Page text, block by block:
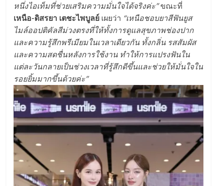
หนึ่งไอเท็มที่ช่วยเสริมความมั่นใจได้จริงค่ะ”ขณะที่
เหนือ-ดิสรยา เตชะไพบูลย์ เผยว่า “เหนือชอบยาสีฟันยูส
ไมล์ออปติคัลสีม่วงตรงที่ให้ทั้งการดูแลสุขภาพช่องปาก
และความรู้สึกพรีเมียมในเวลาเดียวกัน ทั้งกลิ่น รสสัมผัส
และความสดชื่นหลังการใช้งาน ทำให้การแปรงฟันใน
แต่ละวันกลายเป็นช่วงเวลาที่รู้สึกดีขึ้นและช่วยให้มั่นใจใน
รอยยิ้มมากขึ้นด้วยค่ะ”